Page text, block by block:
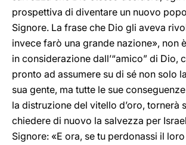
prospettiva di diventare un nuovo
Signore. La frase che Dio gli aveva
invece farò una grande nazione», non
in considerazione dall’“amico” di Dio,
pronto ad assumere su di sé non solo
sua gente, ma tutte le sue
la distruzione del vitello d’oro, tornerà
chiedere di nuovo la salvezza per
Signore: «E ora, se tu perdonassi il